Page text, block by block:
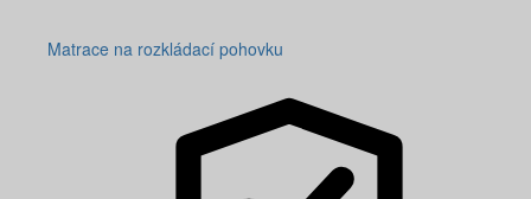
Matrace na rozkládací pohovku